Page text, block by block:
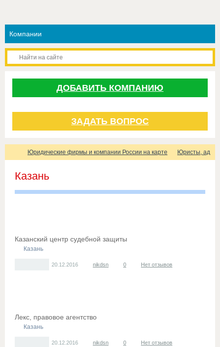
ДОБАВИТЬ КОМПАНИЮ
ЗАДАТЬ ВОПРОС
Юридические фирмы и компании России на карте Юристы,
Казань
Казанский центр судебной защиты
Казань
20.12.2016 nikdsn 0 Нет отзывов
Лекс, правовое агентство
Казань
20.12.2016 nikdsn 0 Нет отзывов